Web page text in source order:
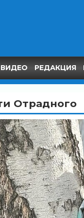
ВИДЕО РЕДАКЦИЯ
Отрадного